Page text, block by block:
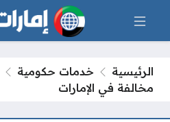
الرئيسية خدمات حكومية
مخالفة في الإمارات